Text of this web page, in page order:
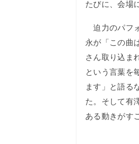
たびに、会場
迫力のパフ
永が「この曲
さん取り込ま
という言葉を
ます」と語る
た。そして有
ある動きがす